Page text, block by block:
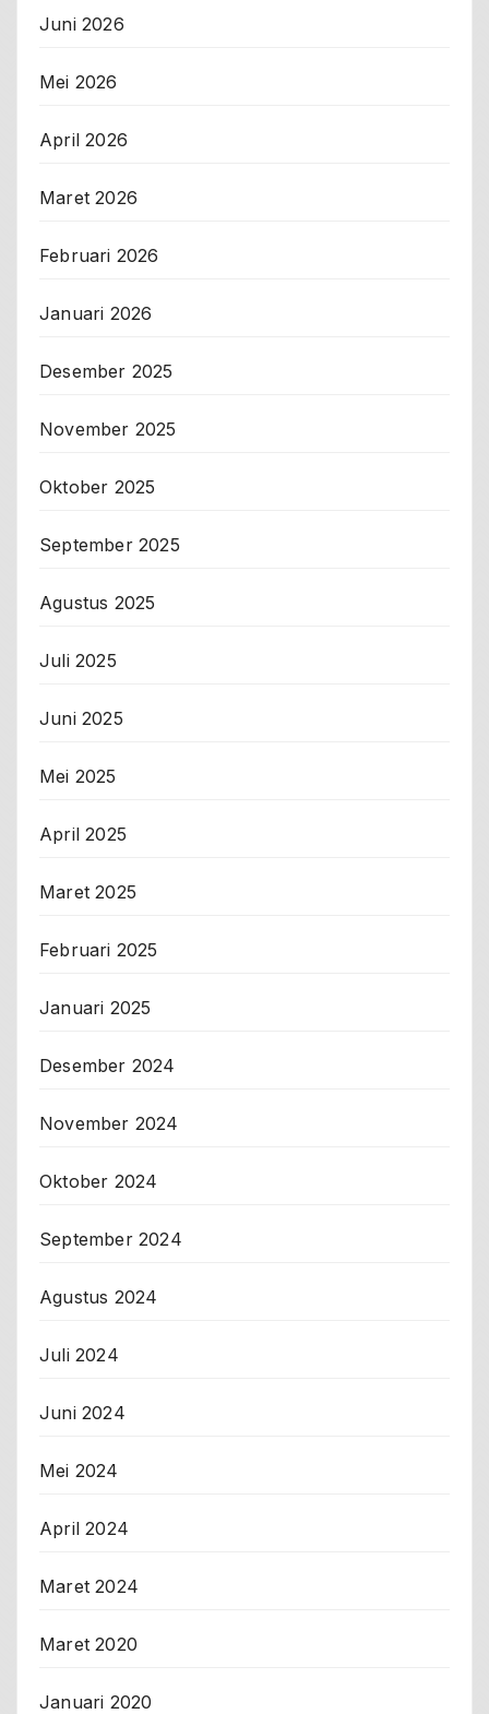
Juni 2026
Mei 2026
April 2026
Maret 2026
Februari 2026
Januari 2026
Desember 2025
November 2025
Oktober 2025
September 2025
Agustus 2025
Juli 2025
Juni 2025
Mei 2025
April 2025
Maret 2025
Februari 2025
Januari 2025
Desember 2024
November 2024
Oktober 2024
September 2024
Agustus 2024
Juli 2024
Juni 2024
Mei 2024
April 2024
Maret 2024
Maret 2020
Januari 2020